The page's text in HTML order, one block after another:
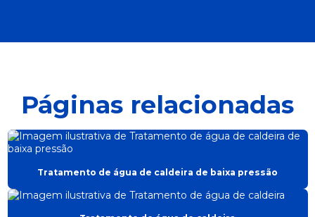
Páginas relacionadas
Tratamento de água de caldeira de baixa pressão